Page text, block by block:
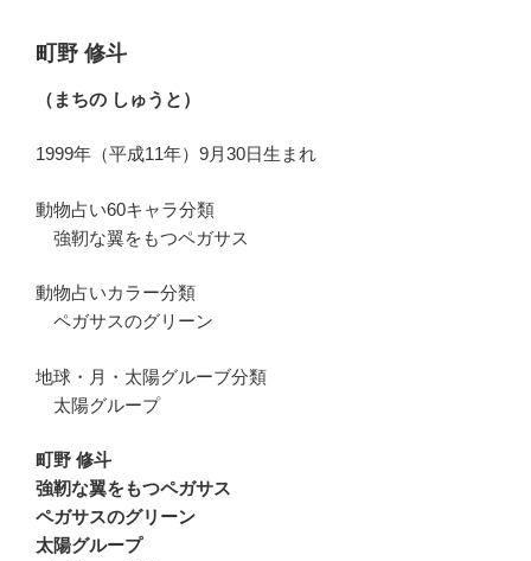
町野 修斗
（まちの しゅうと）
1999年（平成11年）9月30日生まれ
動物占い60キャラ分類
強靭な翼をもつペガサス
動物占いカラー分類
ペガサスのグリーン
地球・月・太陽グルーブ分類
太陽グループ
町野 修斗
強靭な翼をもつペガサス
ペガサスのグリーン
太陽グループ